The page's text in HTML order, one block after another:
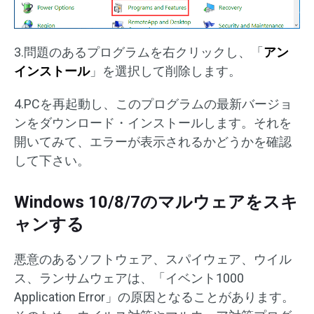
3.問題のあるプログラムを右クリックし、「アン
インストール」を選択して削除します。
4.PCを再起動し、このプログラムの最新バージョ
ンをダウンロード・インストールします。それを
開いてみて、エラーが表示されるかどうかを確認
して下さい。
Windows 10/8/7のマルウェアをスキ
ャンする
悪意のあるソフトウェア、スパイウェア、ウイル
ス、ランサムウェアは、「イベント1000
Application Error」の原因となることがあります。